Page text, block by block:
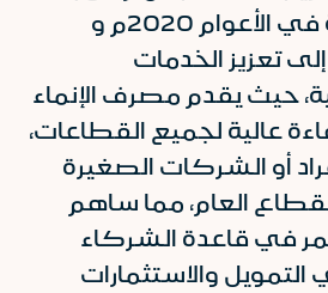
خلال فترة الجائحة في الأعوام 2020م و
إلى تعزيز الخدمات
حيث يقدم مصرف الإنماء
عالية لجميع القطاعات،
أو الشركات الصغيرة
العام، مما ساهم
في قاعدة الشركاء
والاستثمارات